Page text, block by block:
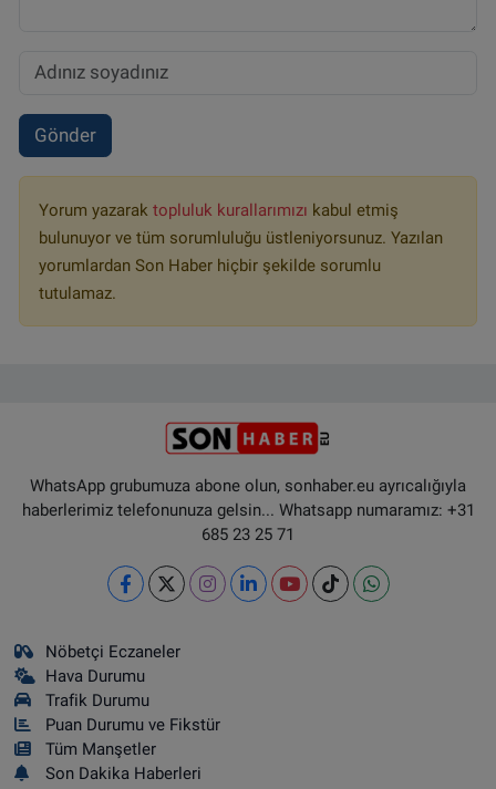
Gönder
Yorum yazarak topluluk kurallarımızı kabul etmiş
bulunuyor ve tüm sorumluluğu üstleniyorsunuz. Yazılan
yorumlardan Son Haber hiçbir şekilde sorumlu
tutulamaz.
WhatsApp grubumuza abone olun, sonhaber.eu ayrıcalığıyla
haberlerimiz telefonunuza gelsin... Whatsapp numaramız: +31
685 23 25 71
Nöbetçi Eczaneler
Hava Durumu
Trafik Durumu
Puan Durumu ve Fikstür
Tüm Manşetler
Son Dakika Haberleri